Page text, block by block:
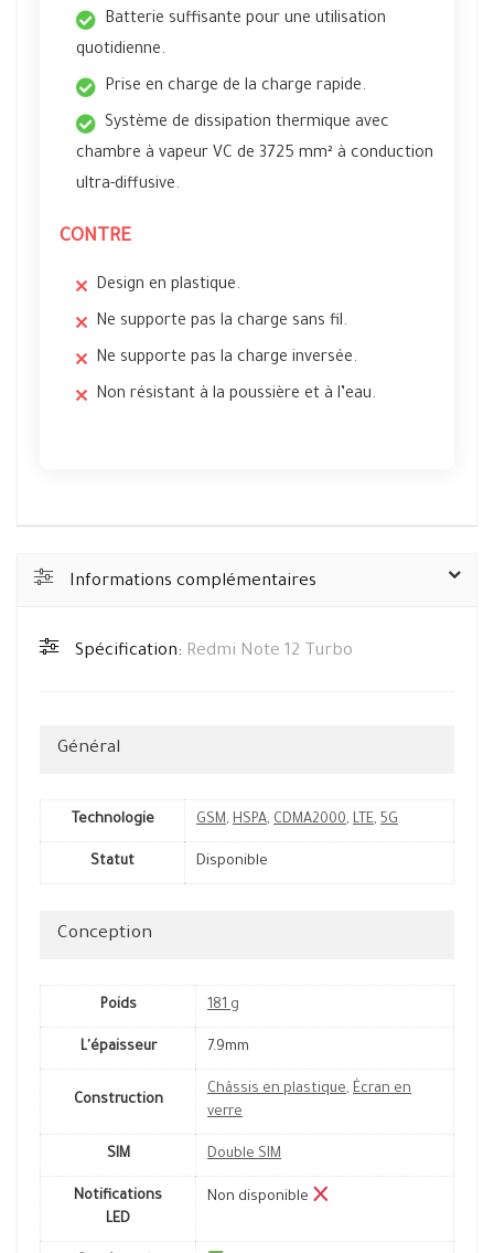
Batterie suffisante pour une utilisation
quotidienne.
Prise en charge de la charge rapide.
Système de dissipation thermique avec
chambre à vapeur VC de 3725 mm² à conduction
ultra-diffusive.
CONTRE
Design en plastique.
Ne supporte pas la charge sans fil.
Ne supporte pas la charge inversée.
Non résistant à la poussière et à l’eau.
Informations complémentaires
Spécification: Redmi Note 12 Turbo
Général
Technologie GSM, HSPA, CDMA2000, LTE, 5G
Statut Disponible
Conception
Poids 181 g
L'épaisseur 7.9mm
Construction
Châssis en plastique, Écran en
verre
SIM Double SIM
Notifications
LED
Non disponible